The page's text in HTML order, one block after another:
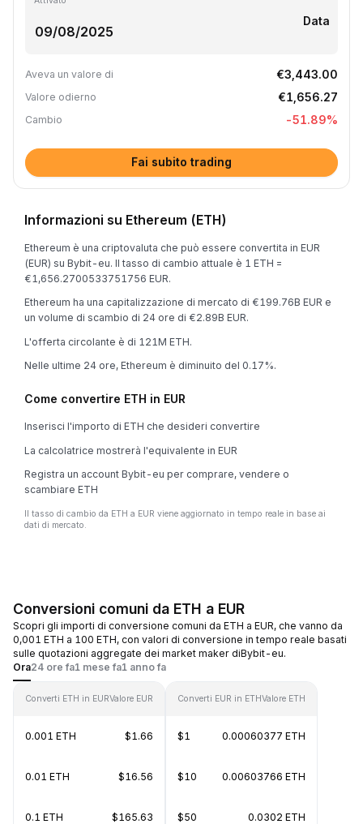
Data
Aveva un valore di €3,443.00
Valore odierno €1,656.27
Cambio -51.89%
Fai subito trading
Informazioni su Ethereum (ETH)
Ethereum è una criptovaluta che può essere convertita in EUR
(EUR) su Bybit-eu. Il tasso di cambio attuale è 1 ETH =
€1,656.2700533751756 EUR.
Ethereum ha una capitalizzazione di mercato di €199.76B EUR e
un volume di scambio di 24 ore di €2.89B EUR.
L'offerta circolante è di 121M ETH.
Nelle ultime 24 ore, Ethereum è diminuito del 0.17%.
Come convertire ETH in EUR
Inserisci l'importo di ETH che desideri convertire
La calcolatrice mostrerà l'equivalente in EUR
Registra un account Bybit-eu per comprare, vendere o
scambiare ETH
Il tasso di cambio da ETH a EUR viene aggiornato in tempo reale in base ai
dati di mercato.
Conversioni comuni da ETH a EUR
Scopri gli importi di conversione comuni da ETH a EUR, che vanno da
0,001 ETH a 100 ETH, con valori di conversione in tempo reale basati
sulle quotazioni aggregate dei market maker diBybit-eu.
Ora24 ore fa1 mese fa1 anno fa
Converti ETH in EURValore EUR
0.001 ETH $1.66
0.01 ETH $16.56
0.1 ETH $165.63
Converti EUR in ETHValore ETH
$1 0.00060377 ETH
$10 0.00603766 ETH
$50 0.0302 ETH